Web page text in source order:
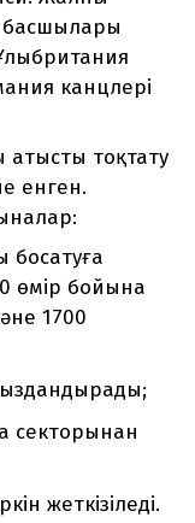
басшылары
канцлері
тоқтату
енген.
босатуға
өмір бойына
1700
секторынан
жеткізіледі.